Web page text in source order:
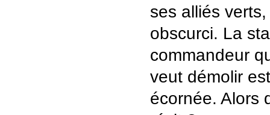
ses alliés
obscurci. La
commandeur
veut démolir
écornée. Alors